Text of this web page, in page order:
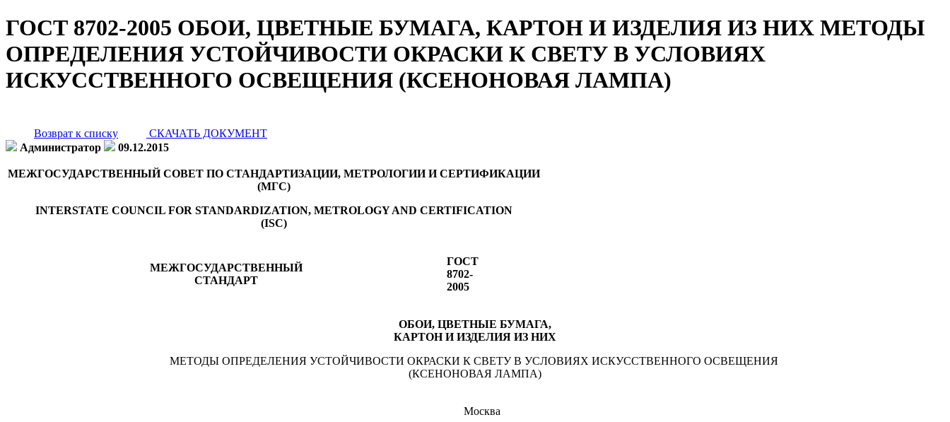
ГОСТ 8702-2005 ОБОИ, ЦВЕТНЫЕ БУМАГА, КАРТОН И ИЗДЕЛИЯ ИЗ НИХ МЕТОДЫ
ОПРЕДЕЛЕНИЯ УСТОЙЧИВОСТИ ОКРАСКИ К СВЕТУ В УСЛОВИЯХ
ИСКУССТВЕННОГО ОСВЕЩЕНИЯ (КСЕНОНОВАЯ ЛАМПА)
Возврат к списку
СКАЧАТЬ ДОКУМЕНТ
Администратор
09.12.2015
МЕЖГОСУДАРСТВЕННЫЙ СОВЕТ ПО СТАНДАРТИЗАЦИИ, МЕТРОЛОГИИ И СЕРТИФИКАЦИИ
(МГС)
INTERSTATE COUNCIL FOR STANDARDIZATION, METROLOGY AND CERTIFICATION
(ISC)
МЕЖГОСУДАРСТВЕННЫЙ
СТАНДАРТ
ГОСТ
8702-
2005
ОБОИ, ЦВЕТНЫЕ БУМАГА,
КАРТОН И ИЗДЕЛИЯ ИЗ НИХ
МЕТОДЫ ОПРЕДЕЛЕНИЯ УСТОЙЧИВОСТИ ОКРАСКИ К СВЕТУ В УСЛОВИЯХ ИСКУССТВЕННОГО ОСВЕЩЕНИЯ
(КСЕНОНОВАЯ ЛАМПА)
Москва